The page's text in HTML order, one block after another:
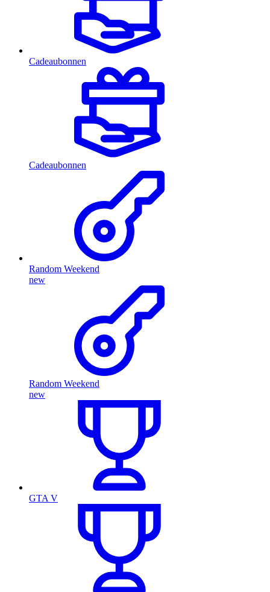
Cadeaubonnen
Cadeaubonnen
Random Weekend
new
Random Weekend
new
GTA V